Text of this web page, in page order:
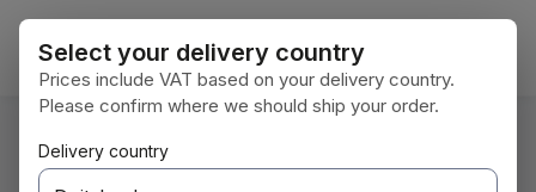
Ga naar de hoofdinhoud
U bent hier: Home
Verven en lakken
Select your delivery country
Prices include VAT based on your delivery country.
Please confirm where we should ship your order.
Delivery country